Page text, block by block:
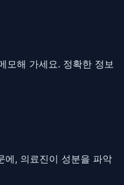
모해 가세요. 정확한 정보
에, 의료진이 성분을 파악